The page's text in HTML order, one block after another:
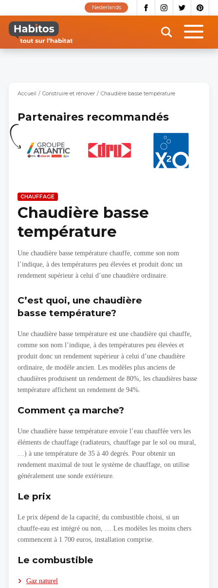
contenu
principal
Nederlands
Accueil Construire et rénover Chaudière basse température
Partenaires recommandés
CHAUFFAGE
Chaudière basse
température
Une chaudière basse température chauffe, comme son nom
l’indique, à des températures peu élevées et produit donc un
rendement supérieur à celui d’une chaudière ordinaire.
C’est quoi, une chaudière
basse température?
Une chaudière basse température est une chaudière qui chauffe,
comme son nom l’indique, à des températures peu élevées et
produit donc un rendement supérieur à celui d’une chaudière
ordinaire, de modèle ancien. Les modèles plus anciens de
chaudières produisent un rendement de 80%, les chaudières basse
température affichent un rendement de 94%.
Comment ça marche?
Une chaudière basse température envoie l’eau chauffée vers les
éléments de chauffage (radiateurs, chauffage par le sol ou mural,
…) à une température de 35 à 40 degrés. Pour obtenir un
rendement maximal de tout le système de chauffage, on utilise
généralement une sonde extérieure.
Le prix
Le prix dépend de la capacité, du combustible choisi, si un
chauffe-eau est intégré ou non, … Les modèles les moins chers
commencent à 1 700 euros, installation comprise.
Le combustible
Gaz naturel